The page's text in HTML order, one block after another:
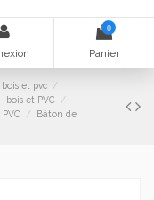
0
Panier
et pvc
bois et PVC
Bâton de